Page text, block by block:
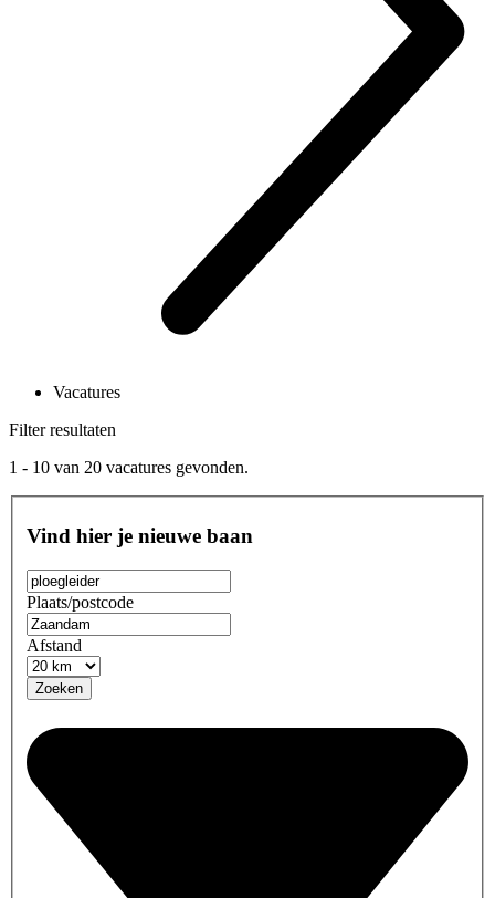
Vacatures
Filter resultaten
1 - 10 van 20 vacatures gevonden.
Vind hier je nieuwe baan
Plaats/postcode
Afstand
Zoeken